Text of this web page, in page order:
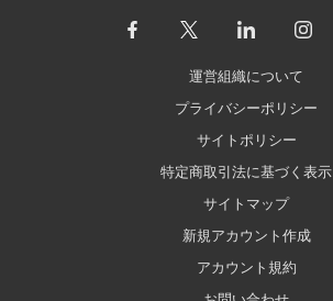
運営組織について
プライバシーポリシー
サイトポリシー
特定商取引法に基づく表示
サイトマップ
新規アカウント作成
アカウント規約